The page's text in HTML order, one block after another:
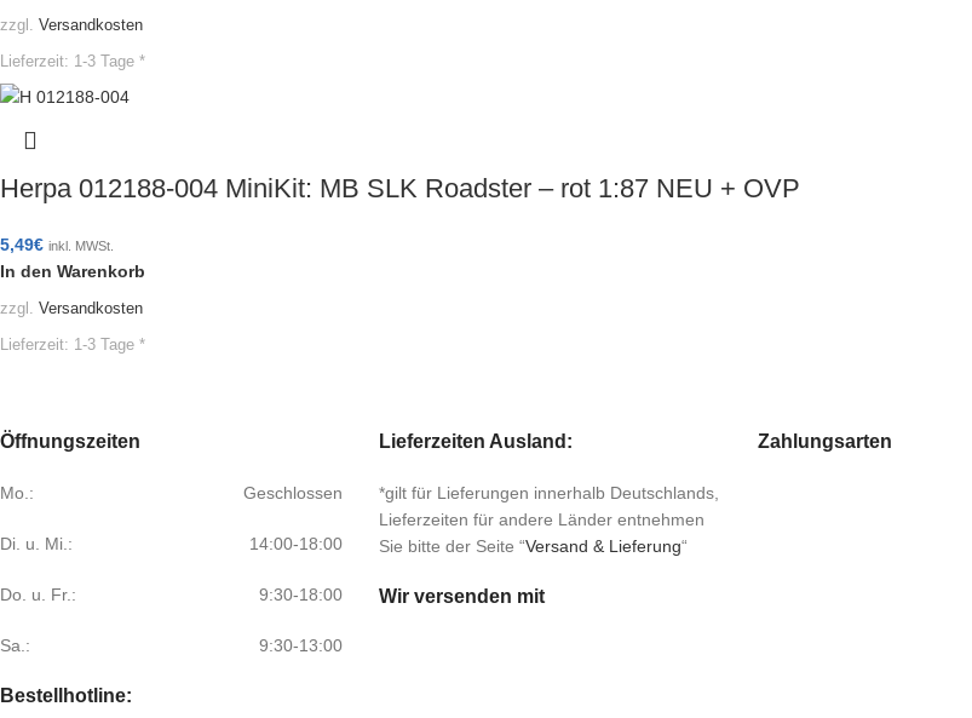
zzgl. Versandkosten
Lieferzeit: 1-3 Tage *
Herpa 012188-004 MiniKit: MB SLK Roadster – rot 1:87 NEU + OVP
5,49€ inkl. MWSt.
In den Warenkorb
zzgl. Versandkosten
Lieferzeit: 1-3 Tage *
Öffnungszeiten
Mo.: Geschlossen
Di. u. Mi.: 14:00-18:00
Do. u. Fr.: 9:30-18:00
Sa.: 9:30-13:00
Bestellhotline:
Lieferzeiten Ausland:
*gilt für Lieferungen innerhalb Deutschlands,
Lieferzeiten für andere Länder entnehmen
Sie bitte der Seite “Versand & Lieferung“
Wir versenden mit
Zahlungsarten